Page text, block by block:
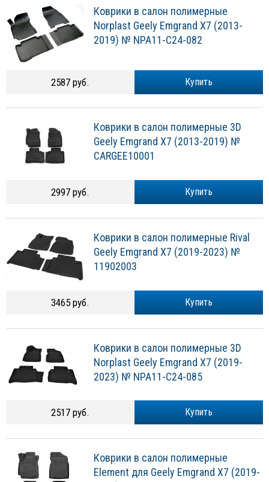
Коврики в салон полимерные
Norplast Geely Emgrand X7 (2013-
2019) № NPA11-C24-082
Купить
2587 руб.
Коврики в салон полимерные 3D
Geely Emgrand X7 (2013-2019) №
CARGEE10001
Купить
2997 руб.
Коврики в салон полимерные Rival
Geely Emgrand X7 (2019-2023) №
11902003
Купить
3465 руб.
Коврики в салон полимерные 3D
Norplast Geely Emgrand X7 (2019-
2023) № NPA11-C24-085
Купить
2517 руб.
Коврики в салон полимерные
Element для Geely Emgrand X7 (2019-